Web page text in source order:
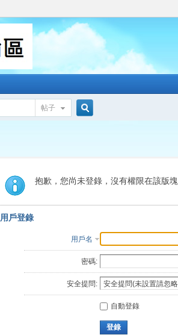
帖子
索
抱歉，您尚未登錄，沒有權限在該版
用戶登錄
用戶名
密碼:
安全提問:
自動登錄
登錄